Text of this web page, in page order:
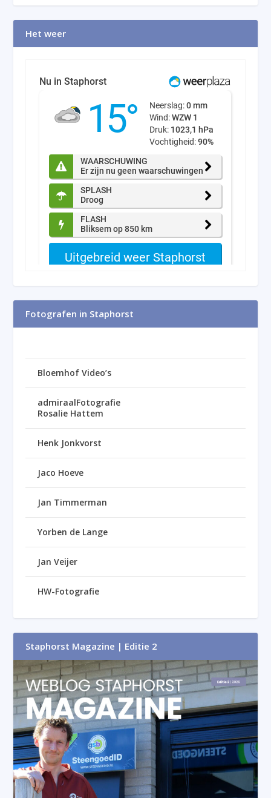
Het weer
Fotografen in Staphorst
Bloemhof Video’s
admiraalFotografie
Rosalie Hattem
Henk Jonkvorst
Jaco Hoeve
Jan Timmerman
Yorben de Lange
Jan Veijer
HW-Fotografie
Staphorst Magazine | Editie 2